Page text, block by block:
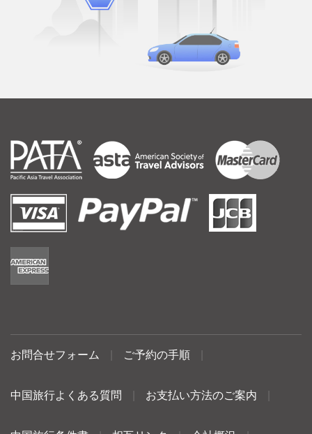
お問合せフォーム ご予約の手順
中国旅行よくある質問 お支払い方法のご案内